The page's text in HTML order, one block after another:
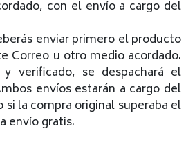
con el envío a cargo del
enviar primero el producto
Correo u otro medio acordado.
verificado, se despachará el
envíos estarán a cargo del
si la compra original superaba el
envío gratis.